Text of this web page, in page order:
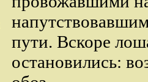
пути. Вскоре
остановились: